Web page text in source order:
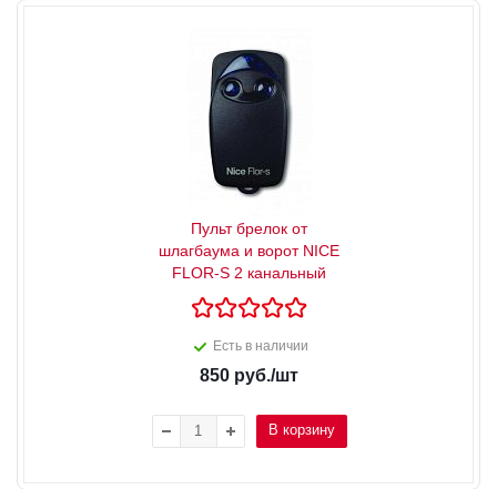
Пульт брелок от
шлагбаума и ворот NICE
FLOR-S 2 канальный
Есть в наличии
850 руб./шт
В корзину